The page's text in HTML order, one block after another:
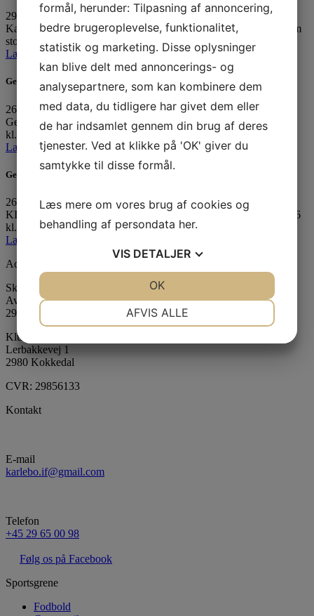
29. maj 2026
Karlebo Idrætsforenings gymnastikafdeling ønsker Susanne Assam
stort tillykke med de…
Læs mere »
Generalforsamling i Fodboldafdelingen
26. januar 2026
Generalforsamling i Fodboldafdelingen afholdes d. 7. januar 2026
kl. 17.00…
Læs mere »
Generalforsamlinger i Karlebo Idrætsforening
26. december 2025
KIF Hoved generalforsamling afholdes søndag d. 22. februar 2026
kl.…
Læs mere »
Addresse
Skolen (Gymnastik)
Avderødvej 48
2980 Kokkedal
Klubhuset
Lerbakkevej 1
2980 Kokkedal
CVR: 29856133
Kontakt
E-mail
karlebo.if@gmail.com
Telefon
+45 29 65 00 98
Følg os på Facebook
Sportsgrene
Fodbold
formål, herunder: Tilpasning af annoncering,
bedre brugeroplevelse, funktionalitet,
statistik og marketing. Disse oplysninger
kan blive delt med annoncerings- og
analysepartnere, som kan kombinere dem
med data, du tidligere har givet dem eller
de har indsamlet gennem din brug af deres
tjenester. Ved at klikke på 'OK' giver du
samtykke til disse formål.
Læs mere om vores brug af cookies og
behandling af persondata her.
VIS DETALJER
AFVIS ALLE
OK